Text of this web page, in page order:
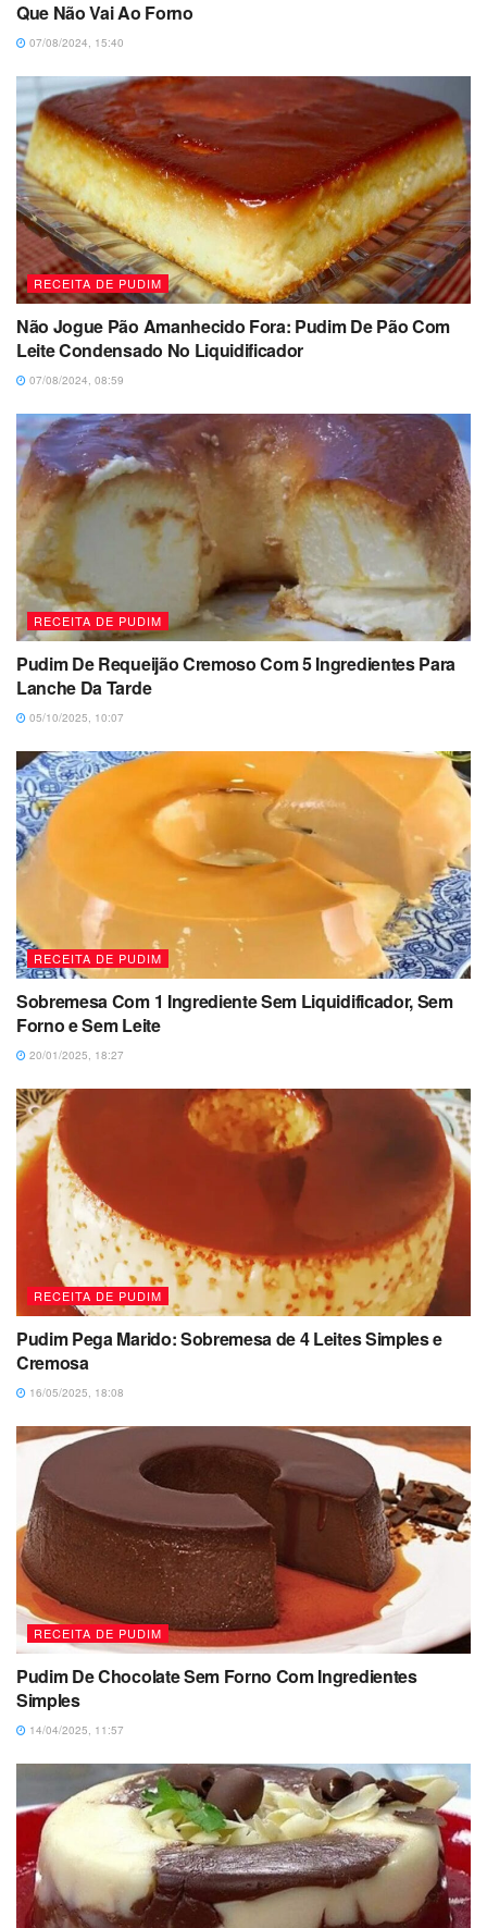
Que Não Vai Ao Forno
07/08/2024, 15:40
RECEITA DE PUDIM
Não Jogue Pão Amanhecido Fora: Pudim De Pão Com
Leite Condensado No Liquidificador
07/08/2024, 08:59
RECEITA DE PUDIM
Pudim De Requeijão Cremoso Com 5 Ingredientes Para
Lanche Da Tarde
05/10/2025, 10:07
RECEITA DE PUDIM
Sobremesa Com 1 Ingrediente Sem Liquidificador, Sem
Forno e Sem Leite
20/01/2025, 18:27
RECEITA DE PUDIM
Pudim Pega Marido: Sobremesa de 4 Leites Simples e
Cremosa
16/05/2025, 18:08
RECEITA DE PUDIM
Pudim De Chocolate Sem Forno Com Ingredientes
Simples
14/04/2025, 11:57